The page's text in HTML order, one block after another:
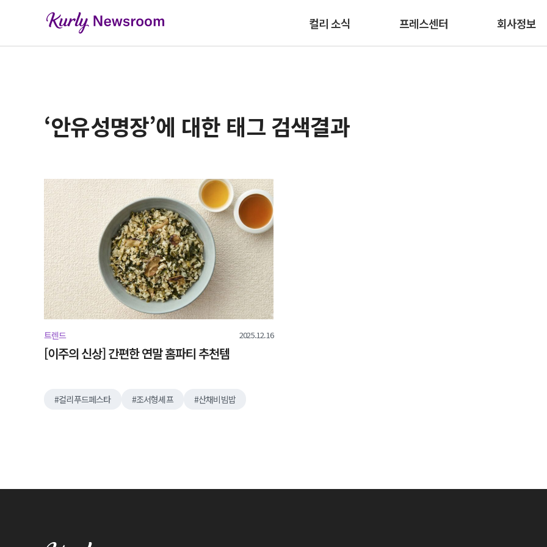
컬리 소식 프레스센터 회사정보
‘안유성명장’에 대한 태그 검색결과
트렌드 2025.12.16
[이주의 신상] 간편한 연말 홈파티 추천템
컬리푸드페스타 조서형셰프 산채비빔밥